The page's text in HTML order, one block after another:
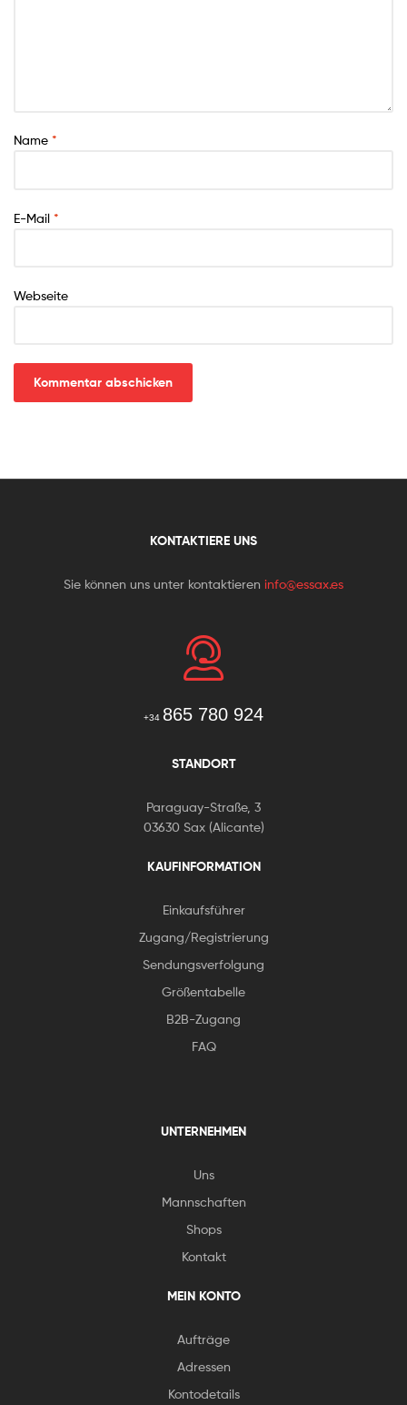
Name *
E-Mail *
Webseite
KONTAKTIERE UNS
Sie können uns unter kontaktieren info@essax.es
+34 865 780 924
STANDORT
Paraguay-Straße, 3
03630 Sax (Alicante)
KAUFINFORMATION
Einkaufsführer
Zugang/Registrierung
Sendungsverfolgung
Größentabelle
B2B-Zugang
FAQ
UNTERNEHMEN
Uns
Mannschaften
Shops
Kontakt
MEIN KONTO
Aufträge
Adressen
Kontodetails